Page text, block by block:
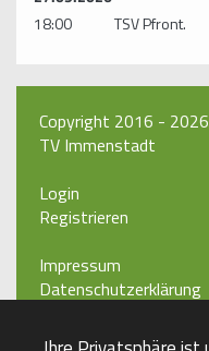
18:00
TSV Pfront.
Copyright 2016 - 2026
TV Immenstadt
Login
Registrieren
Impressum
Datenschutzerklärung
Teamsports 2